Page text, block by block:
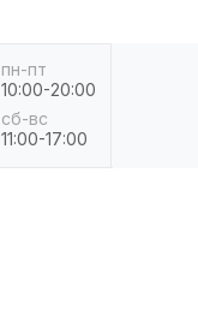
пн-пт
сб-вс
10:00-20:00
11:00-17:00